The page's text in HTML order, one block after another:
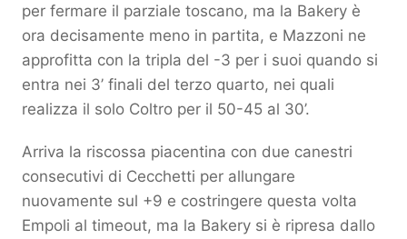
per fermare il parziale toscano, ma la Bakery è
ora decisamente meno in partita, e Mazzoni ne
approfitta con la tripla del -3 per i suoi quando si
entra nei 3’ finali del terzo quarto, nei quali
realizza il solo Coltro per il 50-45 al 30’.
Arriva la riscossa piacentina con due canestri
consecutivi di Cecchetti per allungare
nuovamente sul +9 e costringere questa volta
Empoli al timeout, ma la Bakery si è ripresa dallo